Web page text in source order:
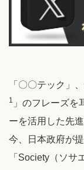
「〇〇テック」
1
」のフレーズ
ーを活用した先
今、日本政府が
「Society（ソサ